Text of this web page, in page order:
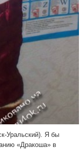
Уральский). Я бы
«Дракоша» в